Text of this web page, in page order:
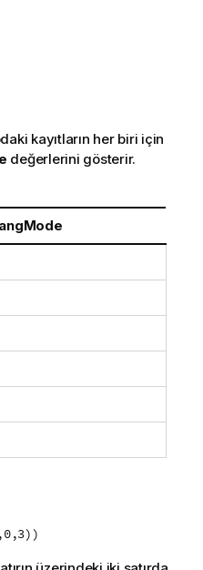
kayıtların her biri için
değerlerini gösterir.